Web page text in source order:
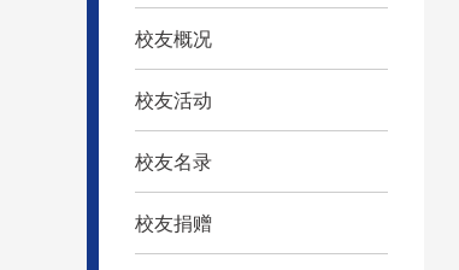
校友概况
校友活动
校友名录
校友捐赠